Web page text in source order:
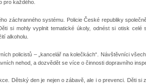
pro každého.
záchranného systému. Policie České republiky
si mohly vyplnit tematické úkoly, odnést si otisk celé
alkoholu.
policistů – „kancelář na kolečkách“. Návštěvníci
nehod, a dozvědět se více o činnosti dopravního
Dětský den je nejen o zábavě, ale i o prevenci. Děti si